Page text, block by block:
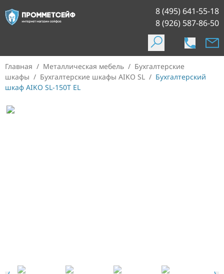
8 (495) 641-55-18
8 (926) 587-86-50
Главная / Металлическая мебель / Бухгалтерские
шкафы / Бухгалтерские шкафы AIKO SL / Бухгалтерский
шкаф AIKO SL-150T EL